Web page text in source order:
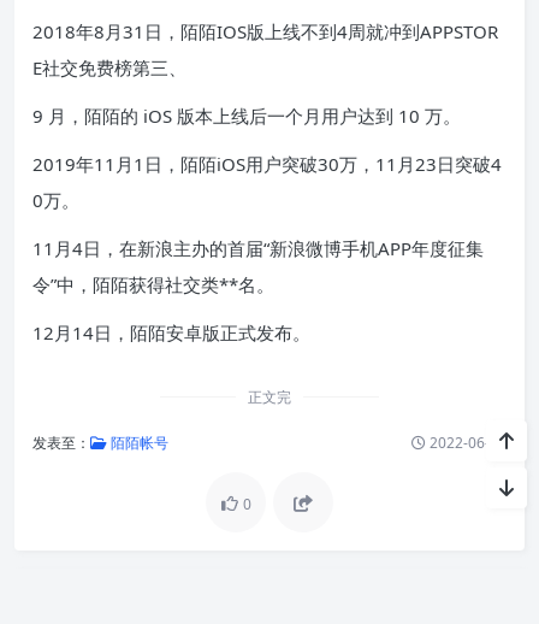
2018年8月31日，陌陌IOS版上线不到4周就冲到APPSTOR
E社交免费榜第三、
9 月，陌陌的 iOS 版本上线后一个月用户达到 10 万。
2019年11月1日，陌陌iOS用户突破30万，11月23日突破4
0万。
11月4日，在新浪主办的首届“新浪微博手机APP年度征集
令”中，陌陌获得社交类**名。
12月14日，陌陌安卓版正式发布。
正文完
发表至： 陌陌帐号 2022-06-18
0